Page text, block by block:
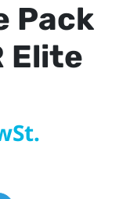
Pack
Elite